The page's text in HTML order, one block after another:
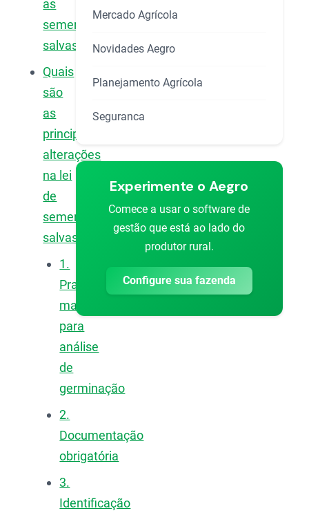
as
sementes
salvas?
Quais
são
as
principais
alterações
na lei
de
sementes
salvas?
1.
Prazo
maior
para
análise
de
germinação
2.
Documentação
obrigatória
3.
Identificação
Mercado Agrícola
Novidades Aegro
Planejamento Agrícola
Seguranca
Experimente o Aegro
Comece a usar o software de
gestão que está ao lado do
produtor rural.
Configure sua fazenda